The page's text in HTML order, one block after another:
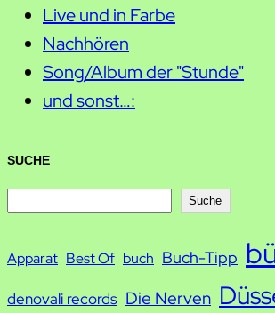
Live und in Farbe
Nachhören
Song/Album der "Stunde"
und sonst…:
SUCHE
c
Suche
Apparat Best Of buch Buch-Tipp
denovali records Die Nerven